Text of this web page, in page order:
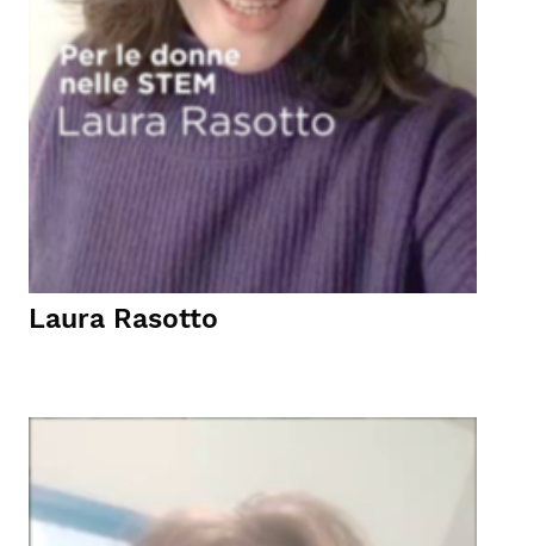
Laura Rasotto